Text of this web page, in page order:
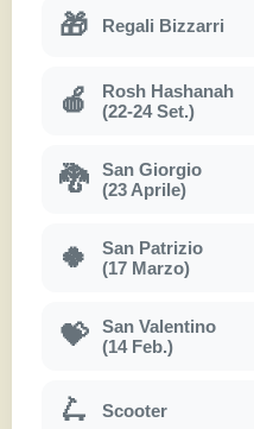
🎁 Regali Bizzarri
🍎
Rosh Hashanah
(22-24 Set.)
🐉
San Giorgio
(23 Aprile)
🍀
San Patrizio
(17 Marzo)
💝
San Valentino
(14 Feb.)
🛴 Scooter